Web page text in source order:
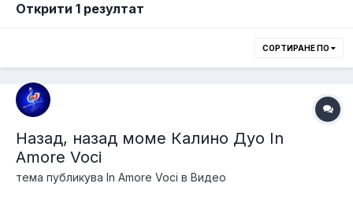
Открити 1 резултат
СОРТИРАНЕ ПО
Назад, назад моме Калино Дуо In
Amore Voci
тема публикува In Amore Voci в Видео